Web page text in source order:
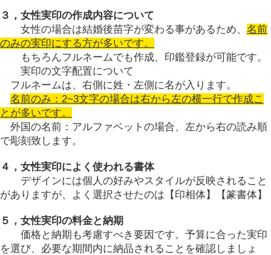
３，女性実印の作成内容について
女性の場合は結婚後苗字が変わる事があるため、 名前
のみの実印にする方が多いです。
もちろんフルネームでも作成、印鑑登録が可能です。
実印の文字配置について
フルネームは、右側に姓・左側に名が入ります。
名前のみ：2~3文字の場合は右から左の横一行で作成こ
とが多いです。
外国の名前：アルファベットの場合、左から右の読み順
で彫刻致します。
４，女性実印によく使われる書体
デザインには個人の好みやスタイルが反映されること
がありますが、よく選択させたのは【印相体】【篆書体】
５，女性実印の料金と納期
価格と納期も考慮すべき要因です。予算に合った実印
を選び、必要な期間内に納品されることを確認しましょ